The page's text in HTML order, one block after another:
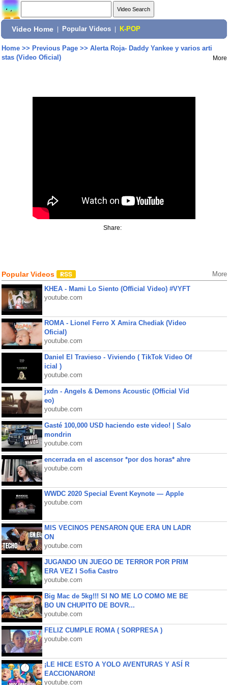
Video Home Popular Videos K-POP
Home>> Previous Page>> Alerta Roja- Daddy Yankee y varios arti
stas (Video Oficial)
More
Share:
Popular Videos More
KHEA - Mami Lo Siento (Official Video) #VYFT
youtube.com
ROMA - Lionel Ferro X Amira Chediak (Video
Oficial)
youtube.com
Daniel El Travieso - Viviendo ( TikTok Video Of
icial )
youtube.com
jxdn - Angels & Demons Acoustic (Official Vid
eo)
youtube.com
Gasté 100,000 USD haciendo este video! | Salo
mondrin
youtube.com
encerrada en el ascensor *por dos horas* ahre
youtube.com
WWDC 2020 Special Event Keynote — Apple
youtube.com
MIS VECINOS PENSARON QUE ERA UN LADR
ON
youtube.com
JUGANDO UN JUEGO DE TERROR POR PRIM
ERA VEZ l Sofia Castro
youtube.com
Big Mac de 5kg!!! SI NO ME LO COMO ME BE
BO UN CHUPITO DE BOVR...
youtube.com
FELIZ CUMPLE ROMA ( SORPRESA )
youtube.com
¡LE HICE ESTO A YOLO AVENTURAS Y ASÍ R
EACCIONARON!
youtube.com